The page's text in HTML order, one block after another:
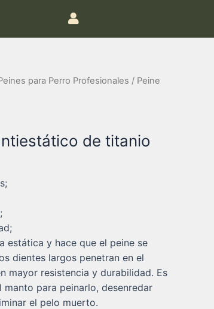
para Perro Profesionales / Peine
de titanio
estática y hace que el peine se
dientes largos penetran en el
mayor resistencia y durabilidad. Es
para peinarlo, desenredar
el pelo muerto.